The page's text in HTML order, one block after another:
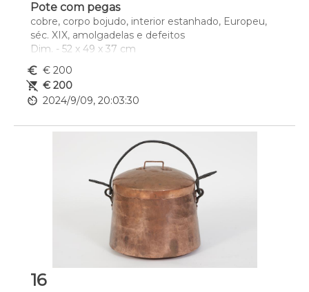
Pote com pegas
cobre, corpo bojudo, interior estanhado, Europeu,
séc. XIX, amolgadelas e defeitos
Dim. - 52 x 49 x 37 cm
euro_symbol € 200
remove_shopping_cart € 200
av_timer 2024/9/09, 20:03:30
16